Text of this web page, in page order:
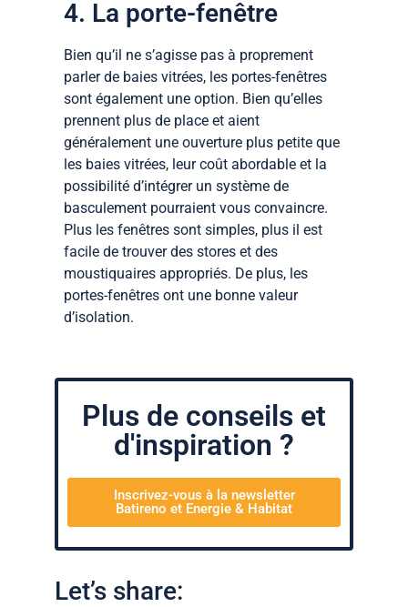
4. La porte-fenêtre
Bien qu’il ne s’agisse pas à proprement
parler de baies vitrées, les portes-fenêtres
sont également une option. Bien qu’elles
prennent plus de place et aient
généralement une ouverture plus petite que
les baies vitrées, leur coût abordable et la
possibilité d’intégrer un système de
basculement pourraient vous convaincre.
Plus les fenêtres sont simples, plus il est
facile de trouver des stores et des
moustiquaires appropriés. De plus, les
portes-fenêtres ont une bonne valeur
d’isolation.
Plus de conseils et
d'inspiration ?
Inscrivez-vous à la newsletter
Batireno et Energie & Habitat
Let’s share: